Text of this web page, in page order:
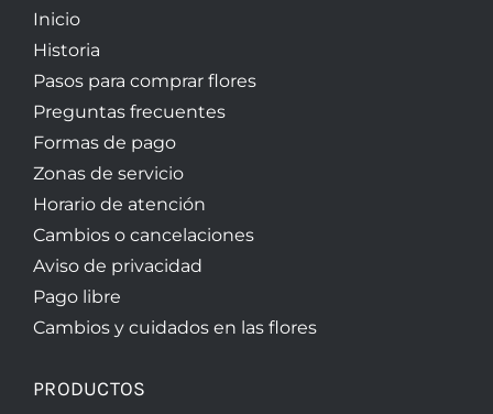
Inicio
Historia
Pasos para comprar flores
Preguntas frecuentes
Formas de pago
Zonas de servicio
Horario de atención
Cambios o cancelaciones
Aviso de privacidad
Pago libre
Cambios y cuidados en las flores
PRODUCTOS